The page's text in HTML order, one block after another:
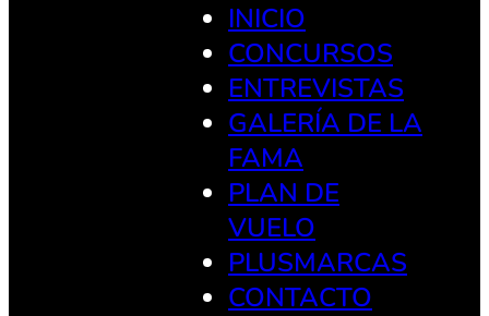
INICIO
CONCURSOS
ENTREVISTAS
GALERÍA DE LA
FAMA
PLAN DE
VUELO
PLUSMARCAS
CONTACTO